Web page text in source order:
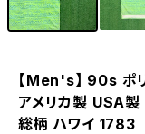
【Men's】 90s ポ
アメリカ製 USA
総柄 ハワイ 1783